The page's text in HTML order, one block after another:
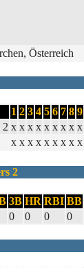
Österreich
1 2 3 4 5 6 7 8 9
2 x x x x x x x x x
x x x x x x x x x
2
3B HR RBI BB
0 0 0 0